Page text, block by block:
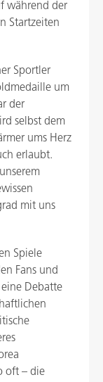
während der
Startzeiten
Sportler
um
der
selbst dem
ums Herz
erlaubt.
mit uns
Spiele
Fans und
Debatte
oft – die